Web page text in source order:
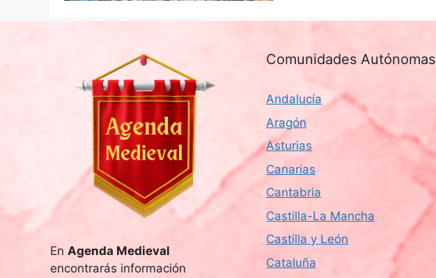
En Agenda Medieval
encontrarás información
Comunidades Autónomas
Andalucía
Aragón
Asturias
Canarias
Cantabria
Castilla-La Mancha
Castilla y León
Cataluña